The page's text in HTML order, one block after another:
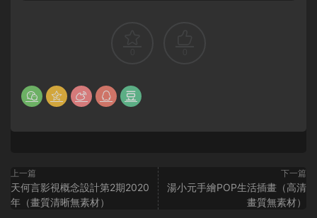
上一篇
天何言影視概念設計第2期2020
年（畫質清晰無素材）
下一篇
湯小元手繪POP生活插畫（高清
畫質無素材）